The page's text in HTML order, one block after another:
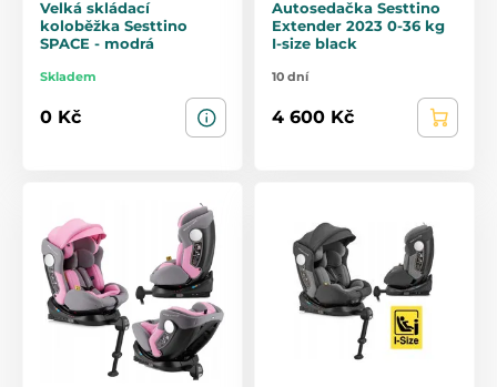
Velká skládací
koloběžka Sesttino
SPACE - modrá
Skladem
0 Kč
Autosedačka Sesttino
Extender 2023 0-36 kg
I-size black
10 dní
4 600 Kč